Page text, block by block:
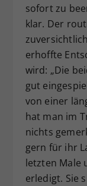
sofort zu
klar. Der
erhoffte
wird: „Die
gut
von einer
hat man im
nichts
gern für ihr
letzten Male
erledigt. Sie